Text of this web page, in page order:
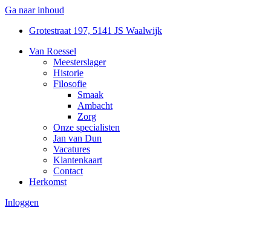
Ga naar inhoud
Grotestraat 197, 5141 JS Waalwijk
Van Roessel
Meesterslager
Historie
Filosofie
Smaak
Ambacht
Zorg
Onze specialisten
Jan van Dun
Vacatures
Klantenkaart
Contact
Herkomst
Inloggen